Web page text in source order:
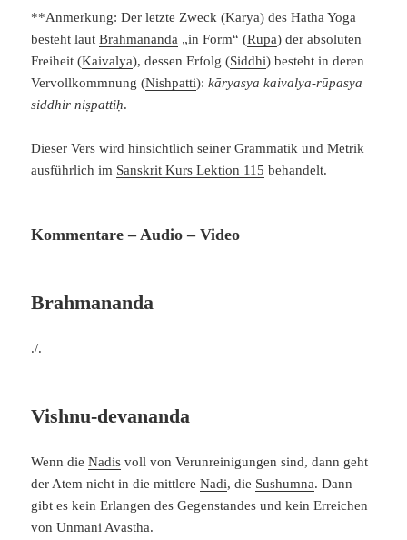
**Anmerkung: Der letzte Zweck (Karya) desHatha Yoga
besteht lautBrahmananda „in Form“ (Rupa) der absoluten
Freiheit (Kaivalya), dessen Erfolg (Siddhi) besteht in deren
Vervollkommnung (Nishpatti):kāryasya kaivalya-rūpasya
siddhir niṣpattiḥ.
Dieser Vers wird hinsichtlich seiner Grammatik und Metrik
ausführlich im Sanskrit Kurs Lektion 115 behandelt.
Kommentare – Audio – Video
Brahmananda
./.
Vishnu-devananda
Wenn dieNadis voll von Verunreinigungen sind, dann geht
der Atem nicht in die mittlereNadi, die Sushumna. Dann
gibt es kein Erlangen des Gegenstandes und kein Erreichen
von Unmani Avastha.